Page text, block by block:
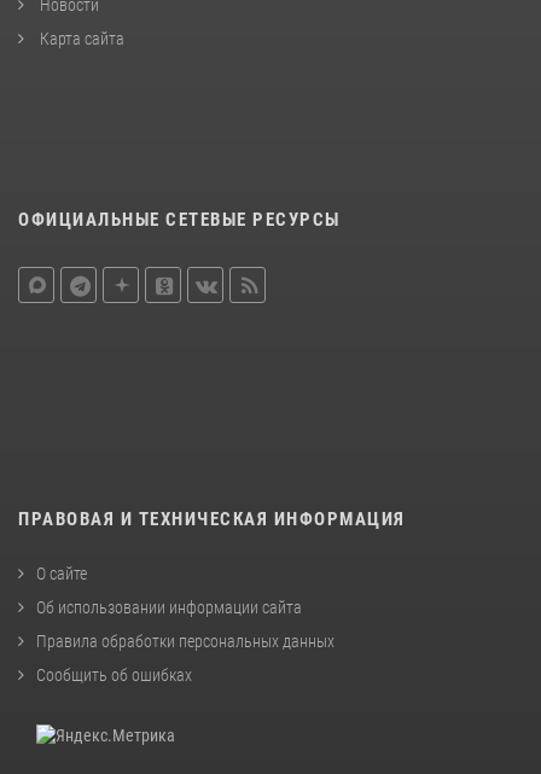
Новости
Карта сайта
ОФИЦИАЛЬНЫЕ СЕТЕВЫЕ РЕСУРСЫ
ПРАВОВАЯ И ТЕХНИЧЕСКАЯ ИНФОРМАЦИЯ
О сайте
Об использовании информации сайта
Правила обработки персональных данных
Сообщить об ошибках